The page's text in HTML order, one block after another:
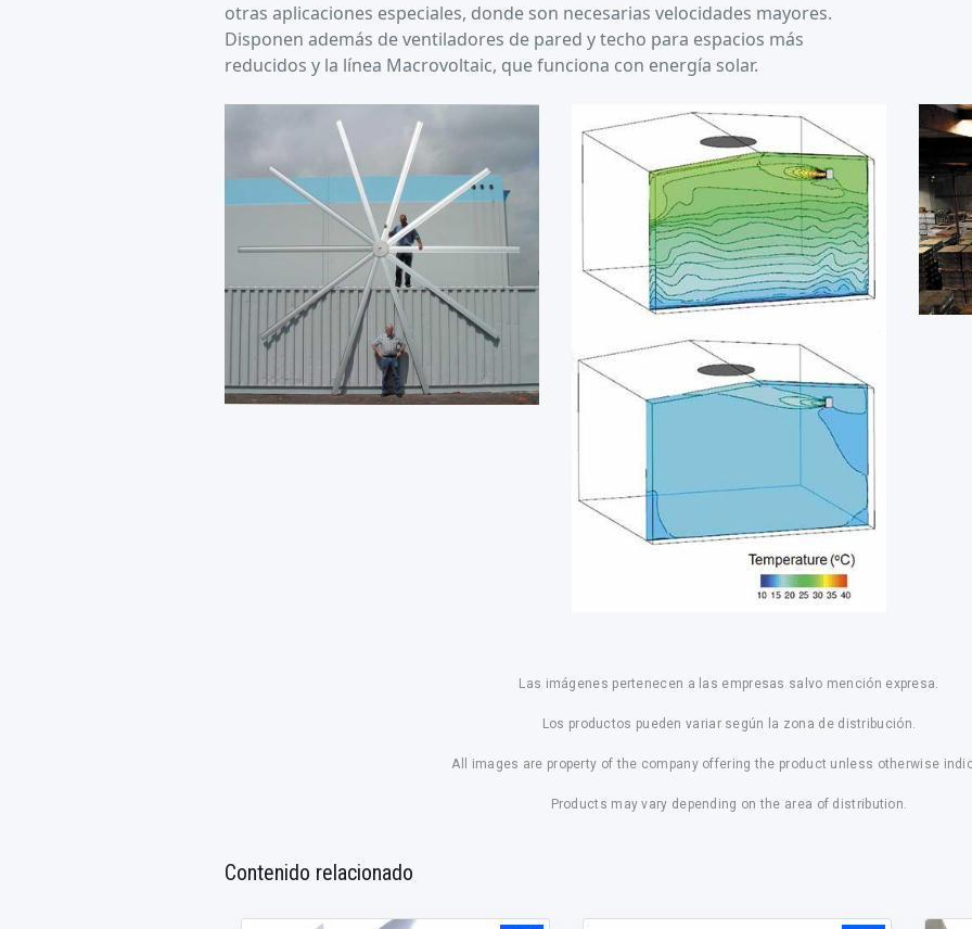
otras aplicaciones especiales, donde son necesarias velocidades mayores.
Disponen además de ventiladores de pared y techo para espacios más
reducidos y la línea Macrovoltaic, que funciona con energía solar.
Las imágenes pertenecen a las empresas salvo mención expresa.
Los productos pueden variar según la zona de distribución.
All images are property of the company offering the product unless otherwise
Products may vary depending on the area of distribution.
Contenido relacionado